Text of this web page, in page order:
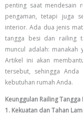
penting saat mendesain
pengaman, tetapi juga
interior. Ada dua jenis
tangga besi dan railing
muncul adalah:
Artikel ini akan
tersebut, sehingga
kebutuhan rumah Anda.
Keunggulan Railing Tangga
1. Kekuatan dan Tahan